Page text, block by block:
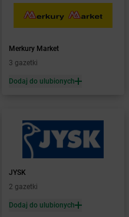
Merkury Market
3 gazetki
Dodaj do ulubionych
JYSK
2 gazetki
Dodaj do ulubionych